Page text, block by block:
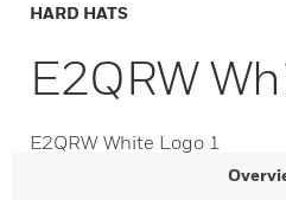
HARD HATS
E2QRW
E2QRW White Logo 1